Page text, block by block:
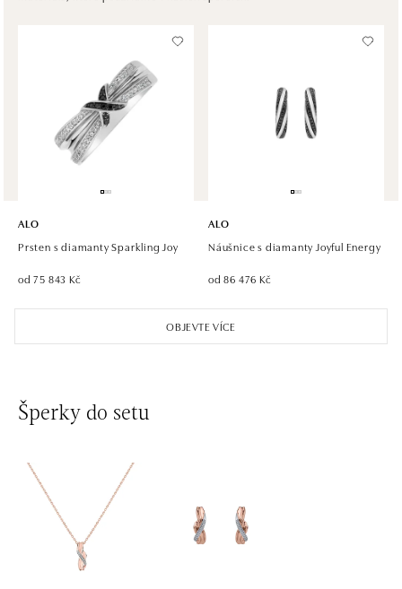
dnes otevřeno od 09:00
ALO diamonds, Westfield, Praha 4 - Chodov
Roztylská 2321/19, 148 00 Praha 4 - Chodov
tel.: +420 773 585 559, +420 730 802 800
dnes otevřeno od 09:00
ALO diamonds Hilton, Košice
dnes otevřeno od 10:00
ALO diamonds OC Aupark, Bratislava
Einsteinova 18, 851 01 Bratislava
tel.: +421 917 090 891
ALO diamonds OC Avion, Bratislava
dnes otevřeno od 09:00
ALO diamonds OC Eurovea, Bratislava
Pribinova 8, 811 09 Bratislava
tel.: +421 917 090 700, +421 918 777 670
OBJEVTE VÍCE
ALO
Prsten s diamanty Sparkling Joy
od 75 843 Kč
ALO
Náušnice s diamanty Joyful Energy
od 86 476 Kč
Šperky do setu